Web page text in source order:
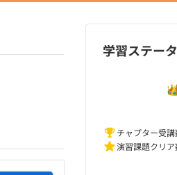
学習ステー
チャプター受講
演習課題クリア